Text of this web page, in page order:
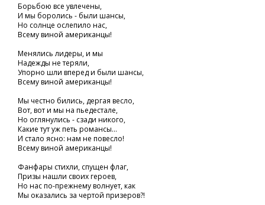
Борьбою все увлечены,
И мы боролись - были шансы,
Но солнце ослепило нас,
Всему виной американцы!
Менялись лидеры, и мы
Надежды не теряли,
Упорно шли вперед и были шансы,
Всему виной американцы!
Мы честно бились, дергая весло,
Вот, вот и мы на пьедестале,
Но оглянулись - сзади никого,
Какие тут уж петь романсы...
И стало ясно: нам не повесло!
Всему виной американцы!
Фанфары стихли, спущен флаг,
Призы нашли своих героев,
Но нас по-прежнему волнует, как
Мы оказались за чертой призеров?!